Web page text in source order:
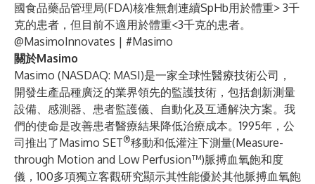
國食品藥品管理局(FDA)核准無創連續SpHb用於體重> 3千
克的患者，但目前不適用於體重<3千克的患者。
@MasimoInnovates | #Masimo
關於Masimo
Masimo (NASDAQ: MASI)是一家全球性醫療技術公司，
開發生產品種廣泛的業界領先的監護技術，包括創新測量
設備、感測器、患者監護儀、自動化及互通解決方案。我
們的使命是改善患者醫療結果降低治療成本。1995年，公
司推出了Masimo SET®移動和低灌注下測量(Measure-
through Motion and Low Perfusion™)脈搏血氧飽和度
儀，100多項獨立客觀研究顯示其性能優於其他脈搏血氧飽